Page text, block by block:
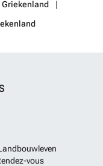
Griekenland
vous